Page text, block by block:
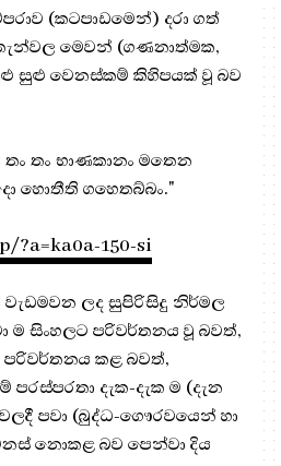
(කටපාඩමෙන්) දරා ගත්
මෙවන් (ගණනාත්මක,
සුළු වෙනස්කම් කිහිපයක් වූ බව
තං භාණකානං මතෙන
හොතීති ගහෙතබ්බං."
150-si
ලද සුපිරිසිදු නිර්මල
ම සිංහලට පරිවර්තනය වූ බවත්,
පරිවර්තනය කළ බවත්,
දැක-දැක ම (දැන
පවා (බුද්ධ-ගෞරවයෙන් හා
නොකළ බව පෙන්වා දිය